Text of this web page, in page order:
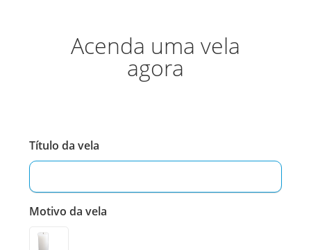
Acenda uma vela
agora
Título da vela
Motivo da vela